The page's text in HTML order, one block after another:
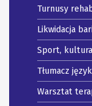
Turnusy
Likwidacja
Sport,
Tłumacz
Warsztat